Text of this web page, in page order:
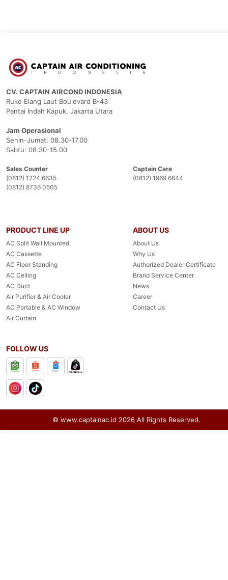
CV. CAPTAIN AIRCOND INDONESIA
Ruko Elang Laut Boulevard B-43
Pantai Indah Kapuk, Jakarta Utara
Jam Operasional
Senin-Jumat: 08.30-17.00
Sabtu: 08.30-15.00
Sales Counter
(0812) 1224 6635
(0812) 8736 0505
Captain Care
(0812) 1969 6644
PRODUCT LINE UP
AC Split Wall Mounted
AC Cassette
AC Floor Standing
AC Ceiling
AC Duct
Air Purifier & Air Cooler
AC Portable & AC Window
Air Curtain
ABOUT US
About Us
Why Us
Authorized Dealer Certificate
Brand Service Center
News
Career
Contact Us
FOLLOW US
© www.captainac.id 2026 All Rights Reserved.